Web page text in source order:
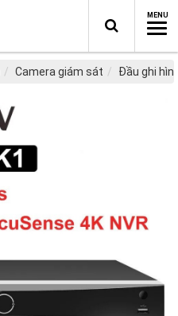
Camera giám sát Đầu ghi